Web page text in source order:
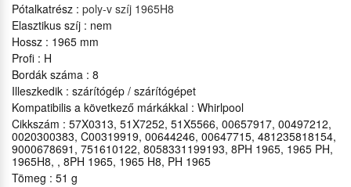
Pótalkatrész : poly-v szíj 1965H8
Elasztikus szíj : nem
Hossz : 1965 mm
Profi : H
Bordák száma : 8
Illeszkedik : szárítógép / szárítógépet
Kompatibilis a következő márkákkal : Whirlpool
Cikkszám : 57X0313, 51X7252, 51X5566, 00657917, 00497212,
0020300383, C00319919, 00644246, 00647715, 481235818154,
9000678691, 751610122, 8058331199193, 8PH 1965, 1965 PH,
1965H8, , 8PH 1965, 1965 H8, PH 1965
Tömeg : 51 g